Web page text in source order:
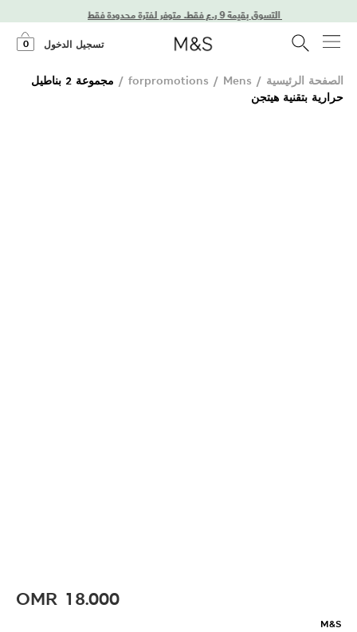
تسجيل الدخول 0
الصفحة الرئيسية /
forpromotions / Mens
/
مجموعة 2 بناطيل
حرارية بتقنية هيتجن
OMR 18.000
M&S